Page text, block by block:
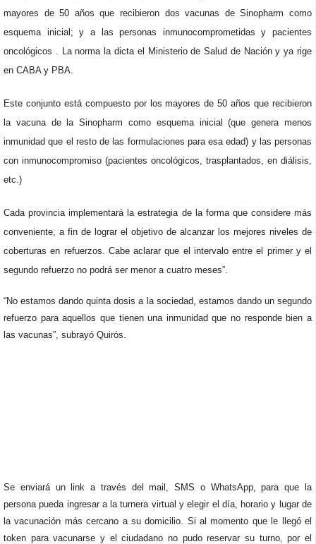
mayores de 50 años que recibieron dos vacunas de Sinopharm como
esquema inicial; y a las personas inmunocomprometidas y pacientes
oncológicos . La norma la dicta el Ministerio de Salud de Nación y ya rige
en CABA y PBA.
Este conjunto está compuesto por los mayores de 50 años que recibieron
la vacuna de la Sinopharm como esquema inicial (que genera menos
inmunidad que el resto de las formulaciones para esa edad) y las personas
con inmunocompromiso (pacientes oncológicos, trasplantados, en diálisis,
etc.)
Cada provincia implementará la estrategia de la forma que considere más
conveniente, a fin de lograr el objetivo de alcanzar los mejores niveles de
coberturas en refuerzos. Cabe aclarar que el intervalo entre el primer y el
segundo refuerzo no podrá ser menor a cuatro meses”.
“No estamos dando quinta dosis a la sociedad, estamos dando un segundo
refuerzo para aquellos que tienen una inmunidad que no responde bien a
las vacunas”, subrayó Quirós.
Se enviará un link a través del mail, SMS o WhatsApp, para que la
persona pueda ingresar a la turnera virtual y elegir el día, horario y lugar de
la vacunación más cercano a su domicilio. Si al momento que le llegó el
token para vacunarse y el ciudadano no pudo reservar su turno, por el